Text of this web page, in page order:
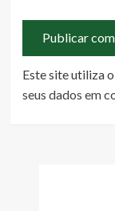
Este site utiliza
seus dados em